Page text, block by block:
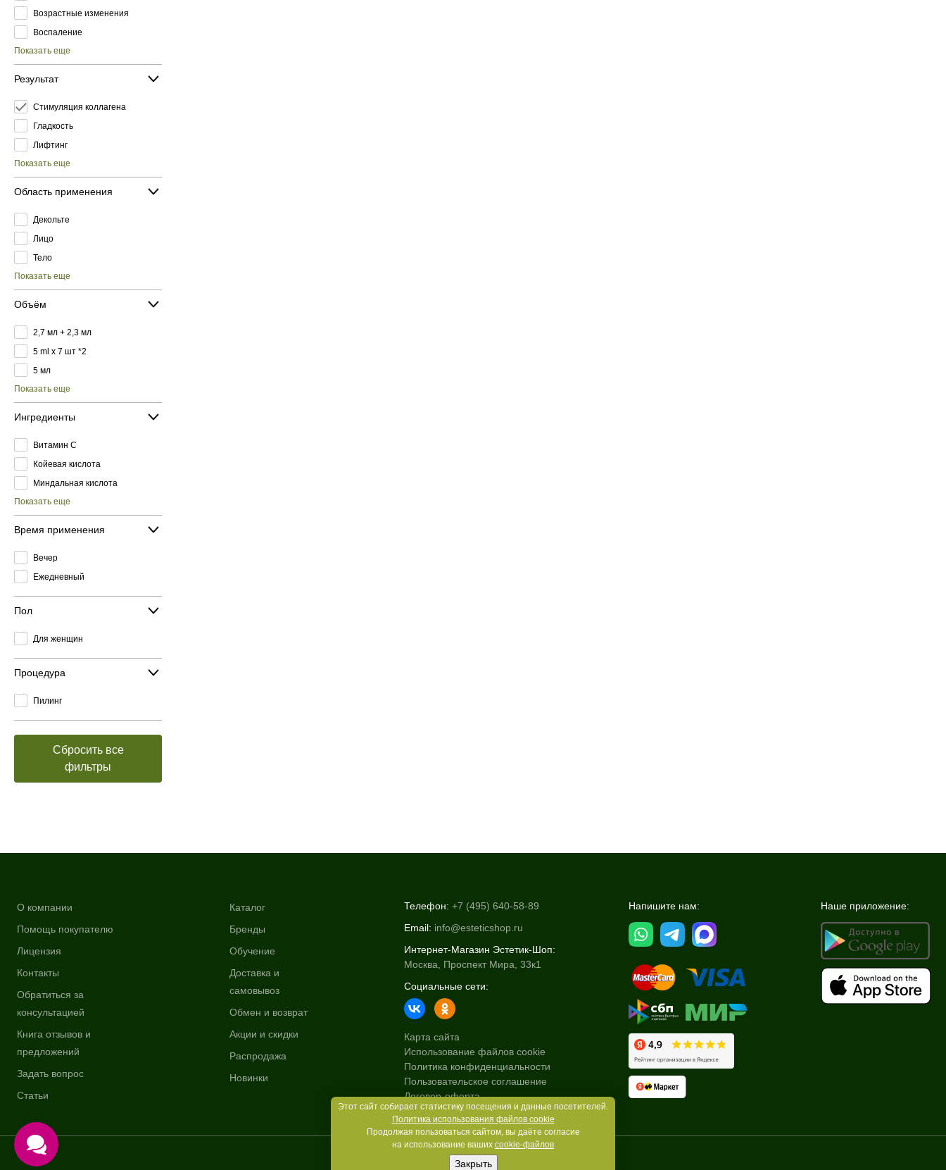
Возрастные изменения
Воспаление
Показать еще
Результат
Стимуляция коллагена
Гладкость
Лифтинг
Показать еще
Область применения
Декольте
Лицо
Тело
Показать еще
Объём
2,7 мл + 2,3 мл
5 ml x 7 шт *2
5 мл
Показать еще
Ингредиенты
Витамин C
Койевая кислота
Миндальная кислота
Показать еще
Время применения
Вечер
Ежедневный
Пол
Для женщин
Процедура
Пилинг
Сбросить все
фильтры
О компании
Помощь покупателю
Лицензия
Контакты
Обратиться за
консультацией
Книга отзывов и
предложений
Задать вопрос
Статьи
Каталог
Бренды
Обучение
Доставка и
самовывоз
Обмен и возврат
Акции и скидки
Распродажа
Новинки
Телефон: +7 (495) 640-58-89
Email: info@esteticshop.ru
Интернет-Магазин Эстетик-Шоп:
Москва, Проспект Мира, 33к1
Социальные сети:
Карта сайта
Использование файлов cookie
Политика конфиденциальности
Пользовательское соглашение
Договор-оферта
Напишите нам: Наше приложение:
Этот сайт собирает статистику посещения и данные посетителей.
Политика использования файлов cookie
Продолжая пользоваться сайтом, вы даёте согласие
на использование ваших cookie-файлов
Закрыть